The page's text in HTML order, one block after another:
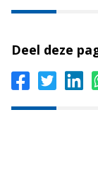
Deel deze